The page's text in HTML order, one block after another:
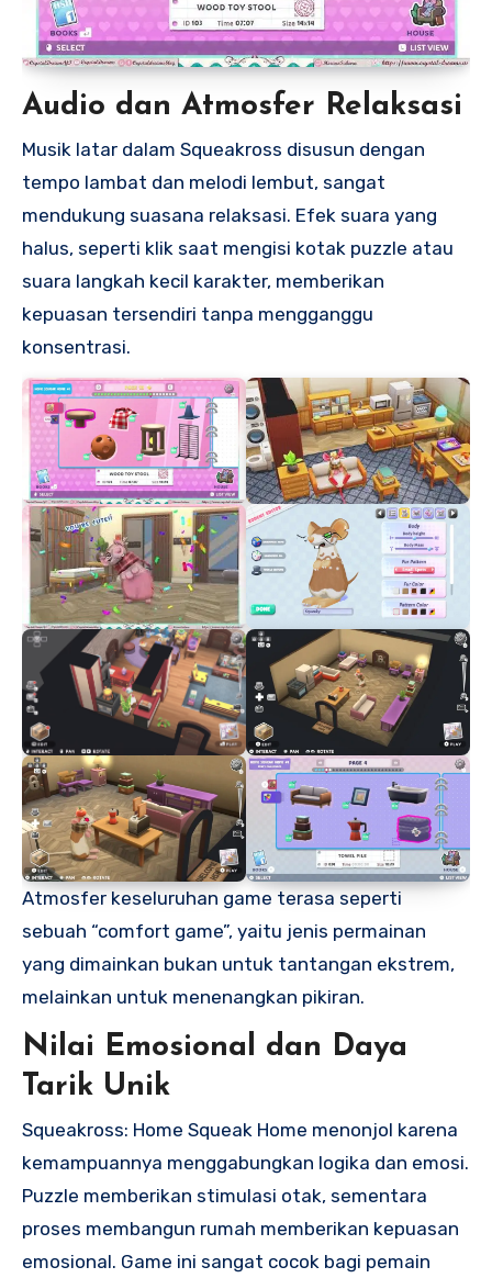
Audio dan Atmosfer Relaksasi
Musik latar dalam Squeakross disusun dengan
tempo lambat dan melodi lembut, sangat
mendukung suasana relaksasi. Efek suara yang
halus, seperti klik saat mengisi kotak puzzle atau
suara langkah kecil karakter, memberikan
kepuasan tersendiri tanpa mengganggu
konsentrasi.
Atmosfer keseluruhan game terasa seperti
sebuah “comfort game”, yaitu jenis permainan
yang dimainkan bukan untuk tantangan ekstrem,
melainkan untuk menenangkan pikiran.
Nilai Emosional dan Daya
Tarik Unik
Squeakross: Home Squeak Home menonjol karena
kemampuannya menggabungkan logika dan emosi.
Puzzle memberikan stimulasi otak, sementara
proses membangun rumah memberikan kepuasan
emosional. Game ini sangat cocok bagi pemain